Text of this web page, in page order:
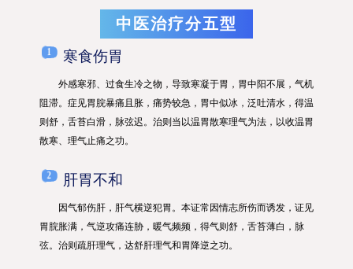
中医治疗分五型
1 寒食伤胃
外感寒邪、过食生冷之物，导致寒凝于胃，胃中阳不展，气机
阻滞。症见胃脘暴痛且胀，痛势较急，胃中似冰，泛吐清水，得温
则舒，舌苔白滑， 脉弦迟。治则当以温胃散寒理气为法，以收温胃
散寒、理气止痛之功。
2 肝胃不和
因气郁伤肝，肝气横逆犯胃。本证常因情志所伤而诱发，证见
胃脘胀满，气逆攻痛连胁，暖气频频，得气则舒，舌苔薄白，脉
弦。治则疏肝理气，达舒肝理气和胃降逆之功。